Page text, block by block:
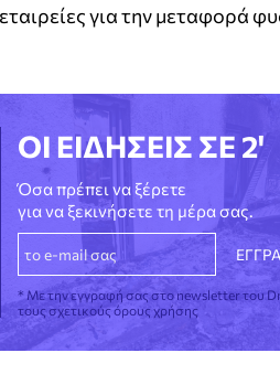
για την μεταφορά
ΟΙ ΕΙΔΗΣΕΙΣ ΣΕ 2'
Όσα πρέπει να ξέρετε
για να ξεκινήσετε τη μέρα σας.
* Με την εγγραφή σας στο newsletter του
τους σχετικούς όρους χρήσης